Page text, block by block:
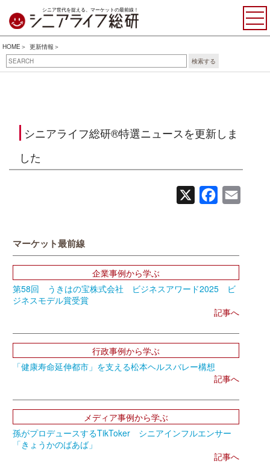
シニア世代を捉える、マーケットの最前線！
HOME
更新情報
検索する
シニアライフ総研®特選ニュースを更新しま
した
Facebook
マーケット最前線
企業事例から学ぶ
第58回 うきはの宝株式会社 ビジネスアワード2025 ビ
ジネスモデル賞受賞
記事へ
行政事例から学ぶ
「健康寿命延伸都市」を支える松本ヘルスバレー構想
記事へ
メディア事例から学ぶ
孫がプロデュースするTikToker シニアインフルエンサー
「きょうかのばあば」
記事へ